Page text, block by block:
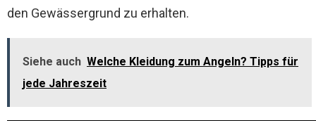
den Gewässergrund zu erhalten.
Siehe auch Welche Kleidung zum Angeln? Tipps für
jede Jahreszeit